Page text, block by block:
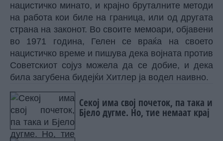
нацистичко минато, и крајно бруталните методи
на работа кои биле на граница, или од другата
страна на законот. Во своите мемоари, објавени
во 1971 година, Гелен се враќа на своето
нацистичко време и пишува дека војната против
Советскиот сојуз можела да се добие, и дека
била загубена бидејќи Хитлер ја водел наивно.
Секој има свој почеток, па така и
Бјело дугме. Но, тие немаат крај